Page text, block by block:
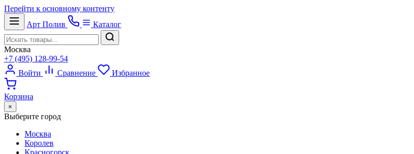
Перейти к основному контенту
Арт Полив Каталог
Москва
+7 (495) 128-99-54
Войти
Сравнение Избранное
Корзина
×
Выберите город
Москва
Королев
Красногорск